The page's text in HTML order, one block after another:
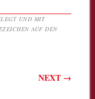
UND MIT
AUF DEN
NEXT →